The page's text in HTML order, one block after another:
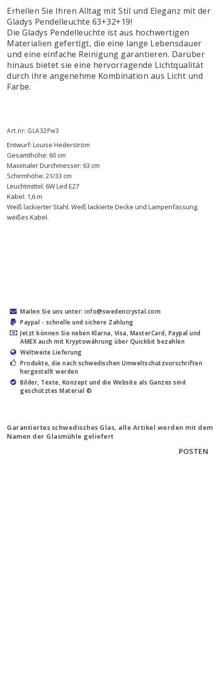
Erhellen Sie Ihren Alltag mit Stil und Eleganz mit der
Gladys Pendelleuchte 63+32+19!
Die Gladys Pendelleuchte ist aus hochwertigen
Materialien gefertigt, die eine lange Lebensdauer
und eine einfache Reinigung garantieren. Darüber
hinaus bietet sie eine hervorragende Lichtqualität
durch ihre angenehme Kombination aus Licht und
Farbe.
Art.nr: GLA32Pw3
Entwurf: Louise Hederström
Gesamthöhe: 60 cm
Maximaler Durchmesser: 63 cm
Schirmhöhe: 21/33 cm
Leuchtmittel: 6W Led E27
Kabel: 1,6 m
Weiß lackierter Stahl. Weiß lackierte Decke und Lampenfassung,
weißes Kabel.
Mailen Sie uns unter: info@swedencrystal.com
Paypal - schnelle und sichere Zahlung
Jetzt können Sie neben Klarna, Visa, MasterCard, Paypal und
AMEX auch mit Kryptowährung über Quickbit bezahlen
Weltweite Lieferung
Produkte, die nach schwedischen Umweltschutzvorschriften
hergestellt werden
Bilder, Texte, Konzept und die Website als Ganzes sind
geschütztes Material ©
Garantiertes schwedisches Glas, alle Artikel werden mit dem
Namen der Glasmühle geliefert
POSTEN